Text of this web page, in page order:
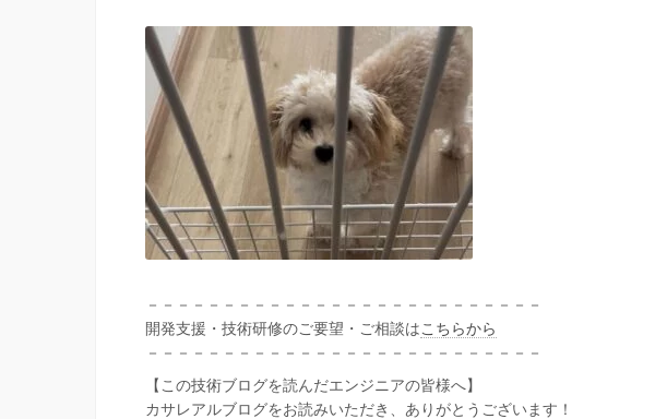
－－－－－－－－－－－－－－－－－－－－－－－－－－
開発支援・技術研修のご要望・ご相談はこちらから
－－－－－－－－－－－－－－－－－－－－－－－－－－
【この技術ブログを読んだエンジニアの皆様へ】
カサレアルブログをお読みいただき、ありがとうございます！